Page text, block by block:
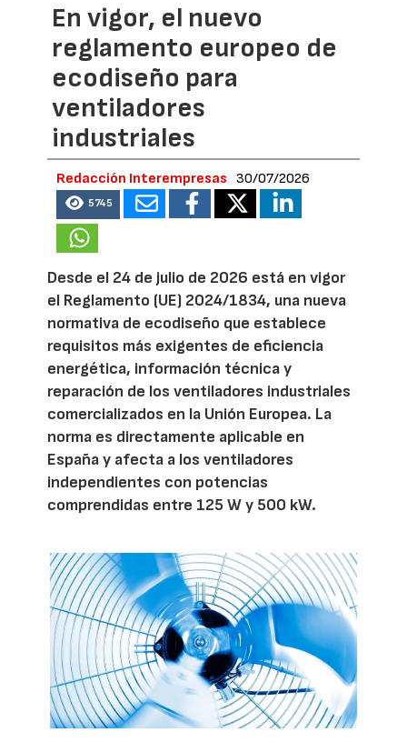
En vigor, el nuevo
reglamento europeo de
ecodiseño para
ventiladores
industriales
Redacción Interempresas 30/07/2026
5745
Desde el 24 de julio de 2026 está en vigor
el Reglamento (UE) 2024/1834, una nueva
normativa de ecodiseño que establece
requisitos más exigentes de eficiencia
energética, información técnica y
reparación de los ventiladores industriales
comercializados en la Unión Europea. La
norma es directamente aplicable en
España y afecta a los ventiladores
independientes con potencias
comprendidas entre 125 W y 500 kW.